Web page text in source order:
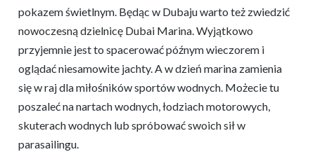
pokazem świetlnym. Będąc w Dubaju warto też zwiedzić
nowoczesną dzielnicę Dubai Marina. Wyjątkowo
przyjemnie jest to spacerować późnym wieczorem i
oglądać niesamowite jachty. A w dzień marina zamienia
się w raj dla miłośników sportów wodnych. Możecie tu
poszaleć na nartach wodnych, łodziach motorowych,
skuterach wodnych lub spróbować swoich sił w
parasailingu.